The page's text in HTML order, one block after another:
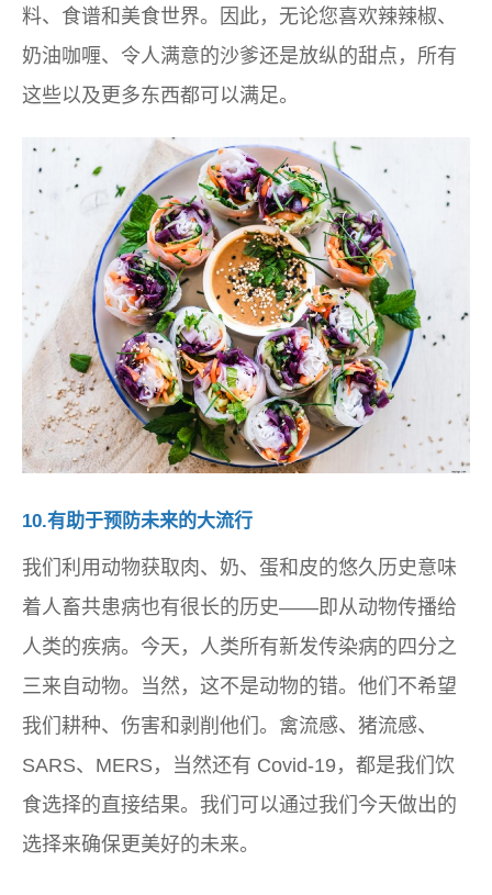
料、食谱和美食世界。因此，无论您喜欢辣辣椒、
奶油咖喱、令人满意的沙爹还是放纵的甜点，所有
这些以及更多东西都可以满足。
10.有助于预防未来的大流行
我们利用动物获取肉、奶、蛋和皮的悠久历史意味
着人畜共患病也有很长的历史——即从动物传播给
人类的疾病。今天，人类所有新发传染病的四分之
三来自动物。当然，这不是动物的错。他们不希望
我们耕种、伤害和剥削他们。禽流感、猪流感、
SARS、MERS，当然还有 Covid-19，都是我们饮
食选择的直接结果。我们可以通过我们今天做出的
选择来确保更美好的未来。